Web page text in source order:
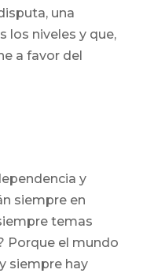
una
los niveles y que,
a favor del
y
siempre en
temas
Porque el mundo
siempre hay